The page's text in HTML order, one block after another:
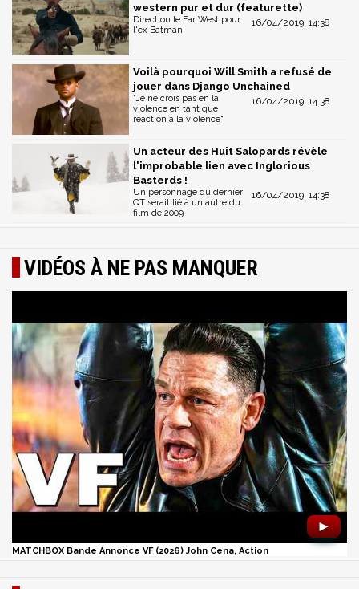
western pur et dur (featurette)
16/04/2019, 14:38
Direction le Far West pour
l'ex Batman
Voilà pourquoi Will Smith a refusé de
jouer dans Django Unchained
16/04/2019, 14:38
"Je ne crois pas en la
violence en tant que
réaction à la violence"
Un acteur des Huit Salopards révèle
l'improbable lien avec Inglorious
Basterds !
16/04/2019, 14:38
Un personnage du dernier
QT serait lié à un autre du
film de 2009
VIDÉOS À NE PAS MANQUER
►
MATCHBOX Bande Annonce VF (2026) John Cena, Action